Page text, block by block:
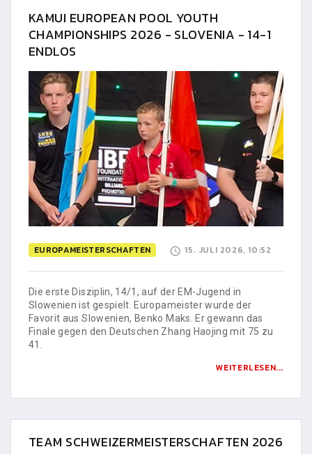
KAMUI EUROPEAN POOL YOUTH
CHAMPIONSHIPS 2026 - SLOVENIA - 14-1
ENDLOS
EUROPAMEISTERSCHAFTEN 15. JULI 2026, 10:52
Die erste Disziplin, 14/1, auf der EM-Jugend in
Slowenien ist gespielt. Europameister wurde der
Favorit aus Slowenien, Benko Maks. Er gewann das
Finale gegen den Deutschen Zhang Haojing mit 75 zu
41.
WEITERLESEN...
TEAM SCHWEIZERMEISTERSCHAFTEN 2026